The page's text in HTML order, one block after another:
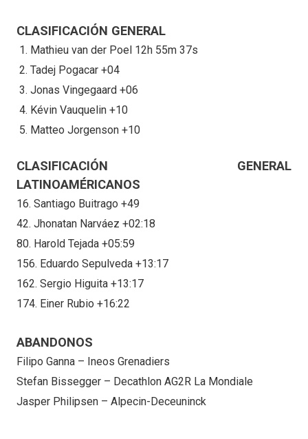
CLASIFICACIÓN GENERAL
Mathieu van der Poel 12h 55m 37s
Tadej Pogacar +04
Jonas Vingegaard +06
Kévin Vauquelin +10
Matteo Jorgenson +10
CLASIFICACIÓN GENERAL
LATINOAMÉRICANOS
16. Santiago Buitrago +49
42. Jhonatan Narváez +02:18
80. Harold Tejada +05:59
156. Eduardo Sepulveda +13:17
162. Sergio Higuita +13:17
174. Einer Rubio +16:22
ABANDONOS
Filipo Ganna – Ineos Grenadiers
Stefan Bissegger – Decathlon AG2R La Mondiale
Jasper Philipsen – Alpecin-Deceuninck